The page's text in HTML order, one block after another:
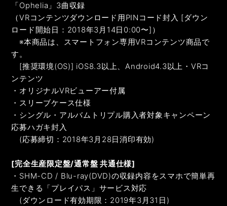
「Ophelia」3曲収録
（VRコンテンツダウンロード用PINコード封入 [ダウン
ロード開始日：2018年3月14日0:00〜]）
※本商品は、スマートフォン専用VRコンテンツ商品で
す。
[推奨環境(OS)] iOS8.3以上、Android4.3以上・VRコ
ンテンツ
・オリジナルVRビューアー付属
・スリーブケース仕様
・シングル・アルバムトリプル購入者対象キャンペーン
応募ハガキ封入
(応募締切：2018年3月28日消印有効)
[完全生産限定盤/通常盤 共通仕様]
・SHM-CD / Blu-ray(DVD)の収録内容をスマホで簡単再
生できる「プレイパス」サービス対応
(ダウンロード有効期限：2019年3月31日)